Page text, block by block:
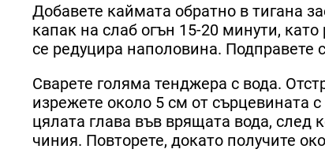
Добавете каймата обратно в тигана
капак на слаб огън 15-20 минути,
се редуцира наполовина. Подправете
Сварете голяма тенджера с вода.
изрежете около 5 см от сърцевината
цялата глава във врящата вода, след
чиния. Повторете, докато получите